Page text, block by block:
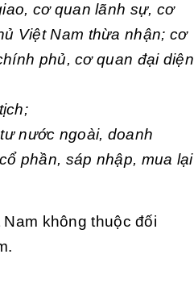
cơ quan lãnh sự, cơ
Việt Nam thừa nhận; cơ
phủ, cơ quan đại diện
nước ngoài, doanh
phần, sáp nhập, mua lại
không thuộc đối